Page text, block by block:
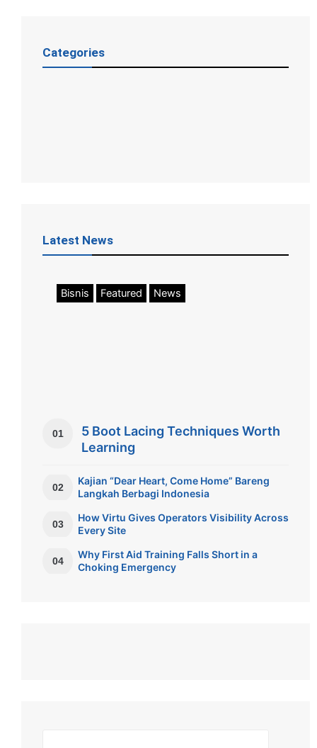
Categories
Latest News
Bisnis Featured News
01
5 Boot Lacing Techniques Worth
Learning
02
Kajian “Dear Heart, Come Home” Bareng
Langkah Berbagi Indonesia
03
How Virtu Gives Operators Visibility Across
Every Site
04
Why First Aid Training Falls Short in a
Choking Emergency